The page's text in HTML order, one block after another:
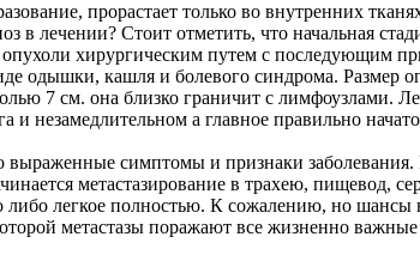
прорастает только во внутренних
в лечении? Стоит отметить, что начальная
хирургическим путем с последующим
одышки, кашля и болевого синдрома. Размер
7 см. она близко граничит с лимфоузлами.
незамедлительном а главное правильно
выраженные симптомы и признаки
метастазирование в трахею, пищевод,
либо легкое полностью. К сожалению, но
метастазы поражают все жизненно